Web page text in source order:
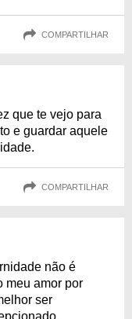
COMPARTILHAR
que te vejo para
e guardar aquele
COMPARTILHAR
não é
meu amor por
ser